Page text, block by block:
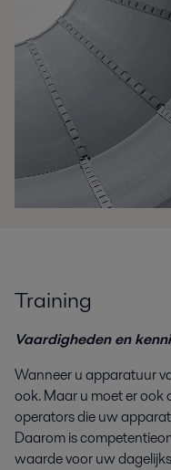
Training
Vaardigheden en
Wanneer u apparatuur
ook. Maar u moet er
operators die uw
Daarom is
waarde voor uw